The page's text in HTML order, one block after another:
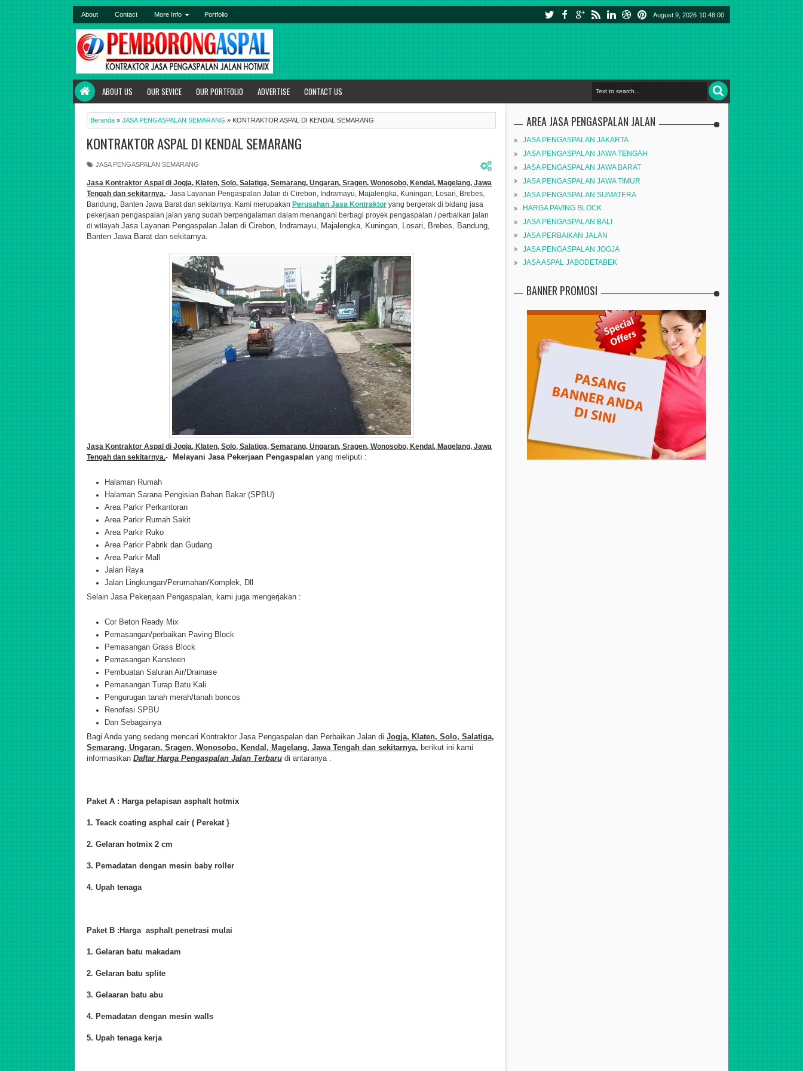
About Contact More Info Portfolio August 9, 2026 10:48:01
ABOUT US OUR SEVICE OUR PORTFOLIO ADVERTISE CONTACT US
Beranda » JASA PENGASPALAN SEMARANG » KONTRAKTOR ASPAL DI KENDAL SEMARANG
KONTRAKTOR ASPAL DI KENDAL SEMARANG
JASA PENGASPALAN SEMARANG
Jasa Kontraktor Aspal di Jogja, Klaten, Solo, Salatiga, Semarang, Ungaran, Sragen, Wonosobo, Kendal, Magelang, Jawa
Tengah dan sekitarnya.- Jasa Layanan Pengaspalan Jalan di Cirebon, Indramayu, Majalengka, Kuningan, Losari, Brebes,
Bandung, Banten Jawa Barat dan sekitarnya. Kami merupakan Perusahan Jasa Kontraktor yang bergerak di bidang jasa
pekerjaan pengaspalan jalan yang sudah berpengalaman dalam menangani berbagi proyek pengaspalan / perbaikan jalan
di wilayah Jasa Layanan Pengaspalan Jalan di Cirebon, Indramayu, Majalengka, Kuningan, Losari, Brebes, Bandung,
Banten Jawa Barat dan sekitarnya.
Jasa Kontraktor Aspal di Jogja, Klaten, Solo, Salatiga, Semarang, Ungaran, Sragen, Wonosobo, Kendal, Magelang, Jawa
Tengah dan sekitarnya.- Melayani Jasa Pekerjaan Pengaspalan yang meliputi :
Halaman Rumah
Halaman Sarana Pengisian Bahan Bakar (SPBU)
Area Parkir Perkantoran
Area Parkir Rumah Sakit
Area Parkir Ruko
Area Parkir Pabrik dan Gudang
Area Parkir Mall
Jalan Raya
Jalan Lingkungan/Perumahan/Komplek, Dll
Selain Jasa Pekerjaan Pengaspalan, kami juga mengerjakan :
Cor Beton Ready Mix
Pemasangan/perbaikan Paving Block
Pemasangan Grass Block
Pemasangan Kansteen
Pembuatan Saluran Air/Drainase
Pemasangan Turap Batu Kali
Pengurugan tanah merah/tanah boncos
Renofasi SPBU
Dan Sebagainya
Bagi Anda yang sedang mencari Kontraktor Jasa Pengaspalan dan Perbaikan Jalan di Jogja, Klaten, Solo, Salatiga,
Semarang, Ungaran, Sragen, Wonosobo, Kendal, Magelang, Jawa Tengah dan sekitarnya, berikut ini kami
informasikan Daftar Harga Pengaspalan Jalan Terbaru di antaranya :
Paket A : Harga pelapisan asphalt hotmix
1. Teack coating asphal cair ( Perekat }
2. Gelaran hotmix 2 cm
3. Pemadatan dengan mesin baby roller
4. Upah tenaga
Paket B :Harga asphalt penetrasi mulai
1. Gelaran batu makadam
2. Gelaran batu splite
3. Gelaaran batu abu
4. Pemadatan dengan mesin walls
5. Upah tenaga kerja
AREA JASA PENGASPALAN JALAN
JASA PENGASPALAN JAKARTA
JASA PENGASPALAN JAWA TENGAH
JASA PENGASPALAN JAWA BARAT
JASA PENGASPALAN JAWA TIMUR
JASA PENGASPALAN SUMATERA
HARGA PAVING BLOCK
JASA PENGASPALAN BALI
JASA PERBAIKAN JALAN
JASA PENGASPALAN JOGJA
JASA ASPAL JABODETABEK
BANNER PROMOSI